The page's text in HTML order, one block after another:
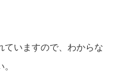
ていますので、わからな